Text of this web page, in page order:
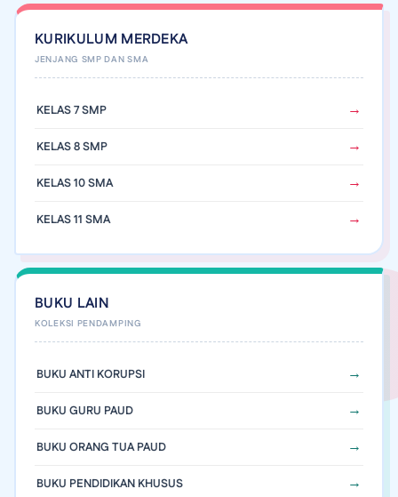
KURIKULUM MERDEKA
KELAS 7 SMP
KELAS 8 SMP
KELAS 10 SMA
KELAS 11 SMA
BUKU LAIN
BUKU ANTI KORUPSI
BUKU GURU PAUD
BUKU ORANG TUA PAUD
BUKU PENDIDIKAN KHUSUS